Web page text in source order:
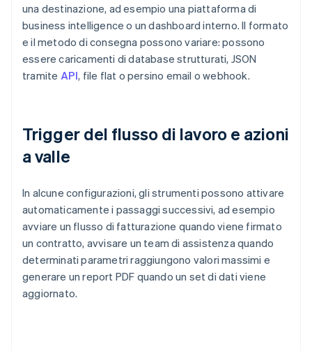
una destinazione, ad esempio una piattaforma di
business intelligence o un dashboard interno. Il formato
e il metodo di consegna possono variare: possono
essere caricamenti di database strutturati, JSON
tramite API, file flat o persino email o webhook.
Trigger del flusso di lavoro e azioni
a valle
In alcune configurazioni, gli strumenti possono attivare
automaticamente i passaggi successivi, ad esempio
avviare un flusso di fatturazione quando viene firmato
un contratto, avvisare un team di assistenza quando
determinati parametri raggiungono valori massimi e
generare un report PDF quando un set di dati viene
aggiornato.